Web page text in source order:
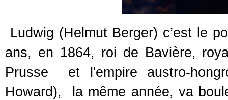
Ludwig (Helmut Berger) c’est le
ans, en 1864, roi de Bavière,
Prusse et l'empire austro-
Howard), la même année, va